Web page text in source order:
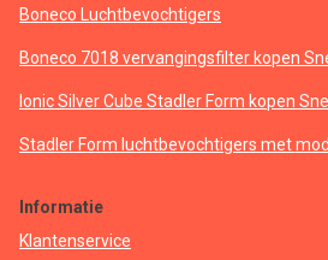
Boneco Luchtbevochtigers
Boneco 7018 vervangingsfilter kopen
Ionic Silver Cube Stadler Form kopen
Stadler Form luchtbevochtigers met
Informatie
Klantenservice